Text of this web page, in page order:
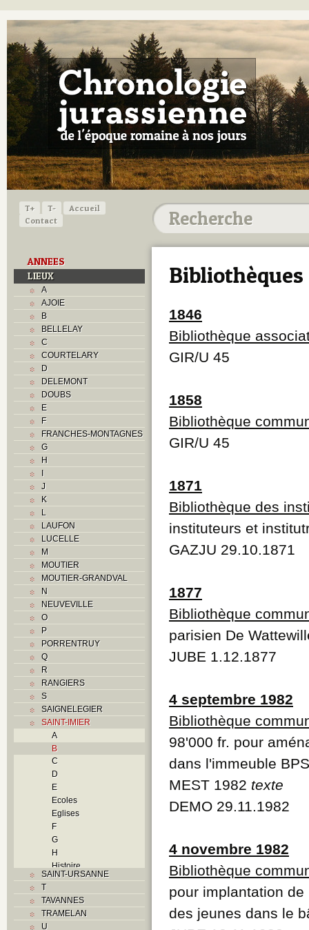
T+ T-
Accueil
Contact
ANNEES
LIEUX
A
AJOIE
B
BELLELAY
C
COURTELARY
D
DELEMONT
DOUBS
E
F
FRANCHES-MONTAGNES
G
H
I
J
K
L
LAUFON
LUCELLE
M
MOUTIER
MOUTIER-GRANDVAL
N
NEUVEVILLE
O
P
PORRENTRUY
Q
R
RANGIERS
S
SAIGNELEGIER
SAINT-IMIER
A
B
C
D
E
Ecoles
Eglises
F
G
H
Histoire
I
J
K
SAINT-URSANNE
T
TAVANNES
TRAMELAN
U
Bibliothèques
1846
Bibliothèque
GIR/U 45
1858
Bibliothèque
GIR/U 45
1871
Bibliothèque des
instituteurs et
GAZJU 29.10.1871
1877
Bibliothèque
parisien De
JUBE 1.12.1877
4 septembre 1982
Bibliothèque
98'000 fr. pour
dans l'immeuble BPS
MEST 1982 texte
DEMO 29.11.1982
4 novembre 1982
Bibliothèque
pour implantation
des jeunes dans le